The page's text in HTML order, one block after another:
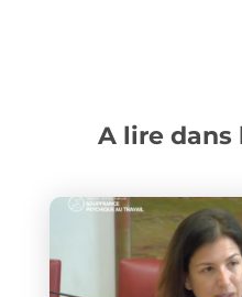
A lire dans